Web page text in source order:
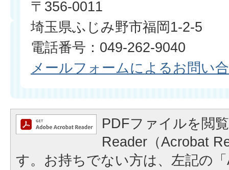
〒356-0011
埼玉県ふじみ野市福岡1-2-5
電話番号：049-262-9040
メールフォームによるお問い
PDFファイルを閲
Reader（Acrobat
す。お持ちでない方は、左記の